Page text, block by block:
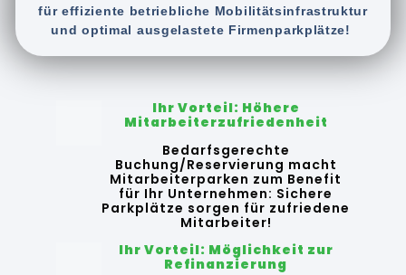
für effiziente betriebliche Mobilitätsinfrastruktur
und optimal ausgelastete Firmenparkplätze!
Ihr Vorteil: Höhere
Mitarbeiterzufriedenheit
Bedarfsgerechte
Buchung/Reservierung macht
Mitarbeiterparken zum Benefit
für Ihr Unternehmen: Sichere
Parkplätze sorgen für zufriedene
Mitarbeiter!
Ihr Vorteil: Möglichkeit zur
Refinanzierung